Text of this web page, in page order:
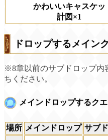
かわいいキャスケッ
計図×1
ドロップするメイン
※8章以前のサブドロップ内
ちください。
メインドロップするク
場所 メインドロップ サブ